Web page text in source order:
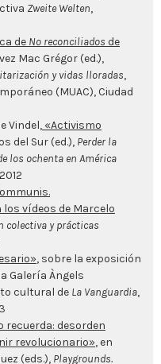
Zweite Welten,
de No reconciliados de
Mac Grégor (ed.),
y vidas lloradas,
(MUAC), Ciudad
Vindel, «Activismo
del Sur (ed.), Perder la
los ochenta en América
vídeos de Marcelo
colectiva y prácticas
, sobre la exposición
Galería Àngels
cultural de La Vanguardia,
recuerda: desorden
revolucionario», en
(eds.), Playgrounds.